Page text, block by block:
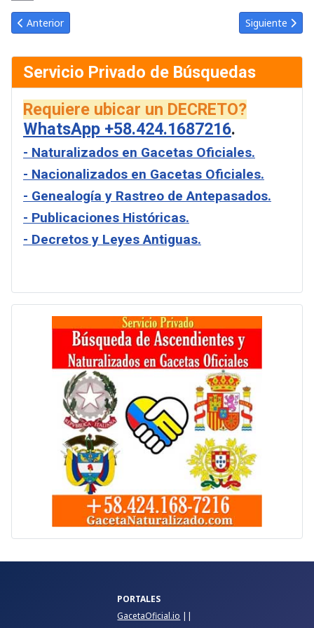
Link
Email
Artículo anterior: Gaceta Oficial de Venezuela #32156 del
Anterior Artículo
Siguiente
Servicio Privado de Búsquedas
Requiere ubicar un DECRETO?
WhatsApp +58.424.1687216.
- Naturalizados en Gacetas Oficiales.
- Nacionalizados en Gacetas Oficiales.
- Genealogía y Rastreo de Antepasados.
- Publicaciones Históricas.
- Decretos y Leyes Antiguas.
PORTALES
GacetaOficial.io ||